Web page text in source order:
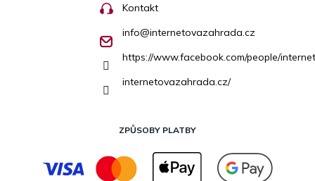
Kontakt
info@internetovazahrada.cz
https://www.facebook.com/people/
internetovazahrada.cz/
ZPŮSOBY PLATBY